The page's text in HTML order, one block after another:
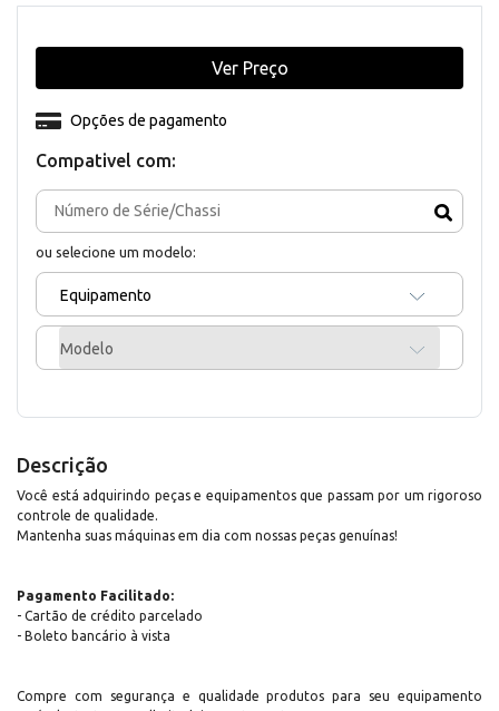
Compativel com:
ou selecione um modelo:
Equipamento
Modelo
Opções de pagamento
Ver Preço
Descrição
Você está adquirindo peças e equipamentos que passam por um rigoroso
controle de qualidade.
Mantenha suas máquinas em dia com nossas peças genuínas!
Pagamento Facilitado:
- Cartão de crédito parcelado
- Boleto bancário à vista
Compre com segurança e qualidade produtos para seu equipamento